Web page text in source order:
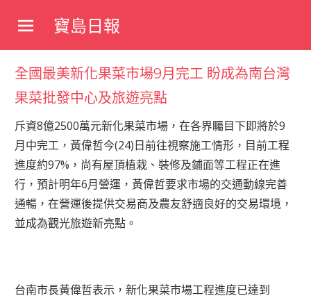
content
寶島日報
新
聞
網
全國最美新化果菜市場9月完工 盼成為南台灣
果菜批發中心及旅遊亮點
斥資8億2500萬元新化果菜市場，在各界矚目下即將於9
月中完工，黃偉哲今(24)日前往視察施工情形，目前工程
進度約97%，尚有屋頂植栽、裝修及鋪面等工程正在進
行，預計明年6月營運，黃偉哲要求市場的交通動線完善
通暢，在營運後提供交易商及農友舒適良好的交易環境，
並成為觀光旅遊新亮點。
台南市長黃偉哲表示，新化果菜市場工程進度已達到